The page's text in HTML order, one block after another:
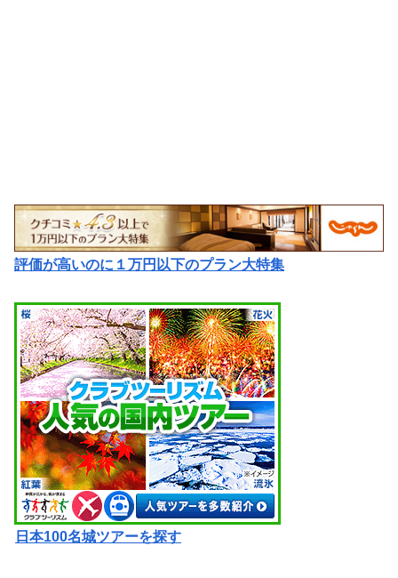
評価が高いのに１万円以下のプラン大特集
日本100名城ツアーを探す